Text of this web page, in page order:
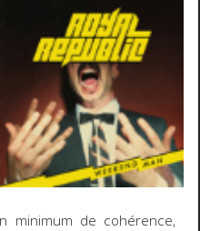
minimum de cohérence,